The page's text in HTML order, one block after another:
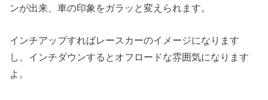
ンが出来、車の印象をガラッと変えられます。
インチアップすればレースカーのイメージになります
し、インチダウンするとオフロードな雰囲気になります
よ。